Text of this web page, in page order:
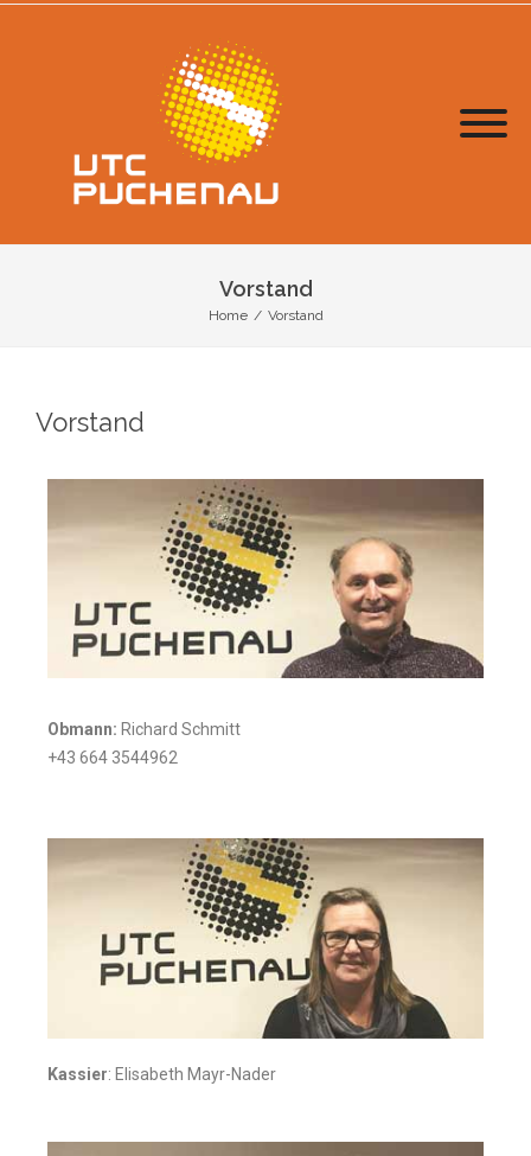
Vorstand
Home / Vorstand
Vorstand
Obmann: Richard Schmitt
+43 664 3544962
Kassier: Elisabeth Mayr-Nader